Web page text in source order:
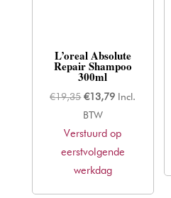
L’oreal Absolute
Repair Shampoo
300ml
€19,35 Oorspronkelijke
prijs
was:
€19,35.
€13,79Huidige
is:
€13,79.
Incl.
BTW
Verstuurd op
eerstvolgende
werkdag